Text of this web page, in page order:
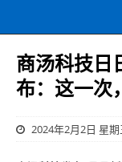
商汤科技
布：这⼀次
2024年2月2日 星期